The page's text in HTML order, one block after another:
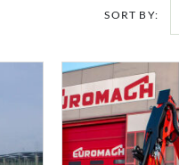
SORT BY: